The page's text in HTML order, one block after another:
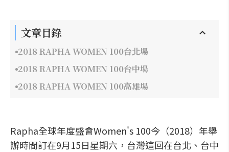
文章目錄
2018 RAPHA WOMEN 100台北場
2018 RAPHA WOMEN 100台中場
2018 RAPHA WOMEN 100高雄場
Rapha全球年度盛會Women's 100今（2018）年舉
辦時間訂在9月15日星期六，台灣這回在台北、台中